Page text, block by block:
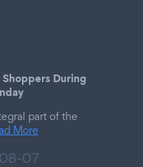
During
part of the
More
07